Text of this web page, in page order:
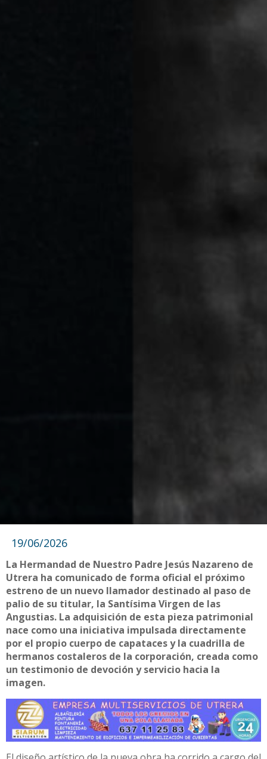
19/06/2026
La Hermandad de Nuestro Padre Jesús Nazareno de
Utrera ha comunicado de forma oficial el próximo
estreno de un nuevo llamador destinado al paso de
palio de su titular, la Santísima Virgen de las
Angustias. La adquisición de esta pieza patrimonial
nace como una iniciativa impulsada directamente
por el propio cuerpo de capataces y la cuadrilla de
hermanos costaleros de la corporación, creada como
un testimonio de devoción y servicio hacia la
imagen.